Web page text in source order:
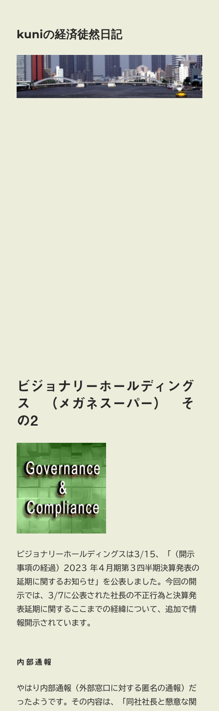
kuniの経済徒然日記
ビジョナリーホールディング
ス （メガネスーパー） そ
の2
ビジョナリーホールディングスは3/15、「（開示
事項の経過）2023 年４月期第３四半期決算発表の
延期に関するお知らせ」を公表しました。今回の開
示では、3/7に公表された社長の不正行為と決算発
表延期に関するここまでの経緯について、追加で情
報開示されています。
内部通報
やはり内部通報（外部窓口に対する匿名の通報）だ
ったようです。その内容は、「同社社長と懇意な関